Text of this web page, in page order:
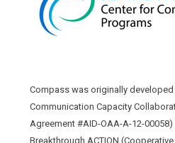
Compass was originally developed
Communication Capacity
Agreement #AID-OAA-A-12-
Breakthrough ACTION